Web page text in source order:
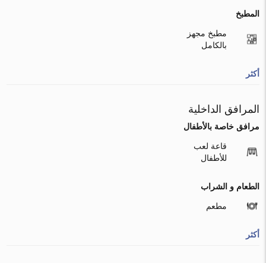
المطبخ
مطبخ مجهز
بالكامل
أكثر
المرافق الداخلية
مرافق خاصة بالأطفال
قاعة لعب
للأطفال
الطعام و الشراب
مطعم
أكثر